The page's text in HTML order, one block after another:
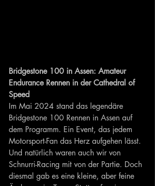
Bridgestone 100 in Assen: Amateur
Endurance Rennen in der Cathedral of
Speed
Im Mai 2024 stand das legendäre
Bridgestone 100 Rennen in Assen auf
dem Programm. Ein Event, das jedem
Motorsport-Fan das Herz aufgehen lässt.
Und natürlich waren auch wir von
Schnurri-Racing mit von der Partie. Doch
diesmal gab es eine kleine, aber feine